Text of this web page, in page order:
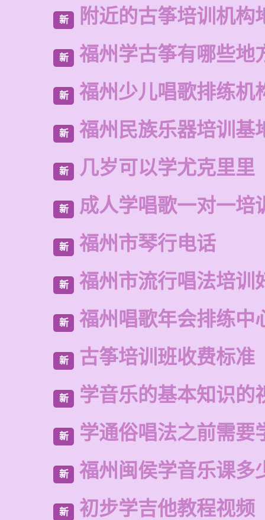
新 附近的古筝培训机构
新 福州学古筝有哪些地
新 福州少儿唱歌排练机
新 福州民族乐器培训基
新 几岁可以学尤克里里
新 成人学唱歌一对一培
新 福州市琴行电话
新 福州市流行唱法培训
新 福州唱歌年会排练中
新 古筝培训班收费标准
新 学音乐的基本知识的
新 学通俗唱法之前需要
新 福州闽侯学音乐课多
新 初步学吉他教程视频